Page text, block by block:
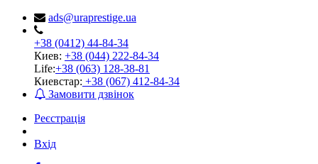
ads@uraprestige.ua
+38 (0412) 44-84-34
Киев: +38 (044) 222-84-34
Life:+38 (063) 128-38-81
Киевстар: +38 (067) 412-84-34
Замовити дзвінок
Реєстрація
Вхід